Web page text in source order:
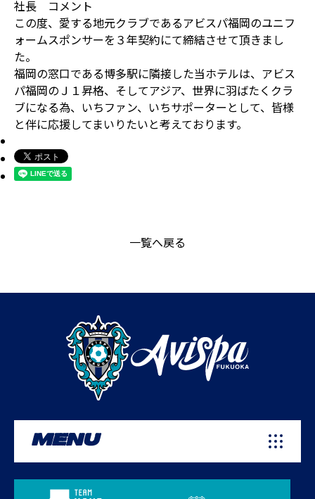
社長 コメント
この度、愛する地元クラブであるアビスパ福岡のユニフ
ォームスポンサーを３年契約にて締結させて頂きまし
た。
福岡の窓口である博多駅に隣接した当ホテルは、アビス
パ福岡のＪ１昇格、そしてアジア、世界に羽ばたくクラ
ブになる為、いちファン、いちサポーターとして、皆様
と伴に応援してまいりたいと考えております。
一覧へ戻る
MENU